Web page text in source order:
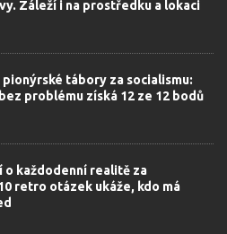
Záleží i na prostředku a lokaci
pionýrské tábory za socialismu:
problému získá 12 ze 12 bodů
o každodenní realitě za
retro otázek ukáže, kdo má